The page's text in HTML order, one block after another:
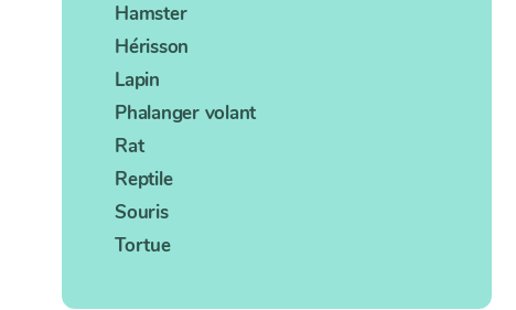
Hamster
Hérisson
Lapin
Phalanger volant
Rat
Reptile
Souris
Tortue